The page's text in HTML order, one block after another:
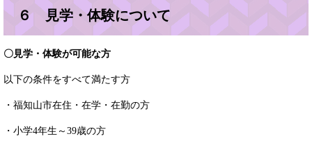
６ 見学・体験について
〇見学・体験が可能な方
以下の条件をすべて満たす方
・福知山市在住・在学・在勤の方
・小学4年生～39歳の方